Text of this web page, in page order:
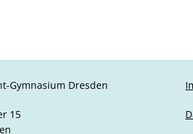
Gymnasium Dresden
15